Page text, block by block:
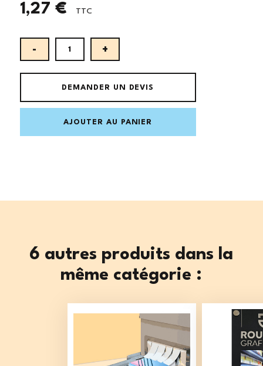
1,27 € TTC
AJOUTER AU PANIER
DEMANDER UN DEVIS
6 autres produits dans la
même catégorie :